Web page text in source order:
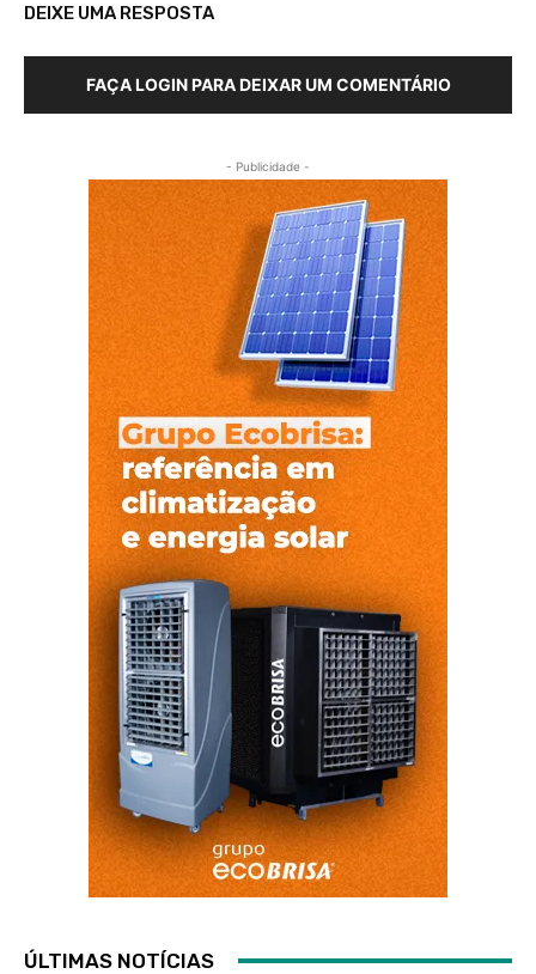
DEIXE UMA RESPOSTA
FAÇA LOGIN PARA DEIXAR UM COMENTÁRIO
- Publicidade -
ÚLTIMAS NOTÍCIAS